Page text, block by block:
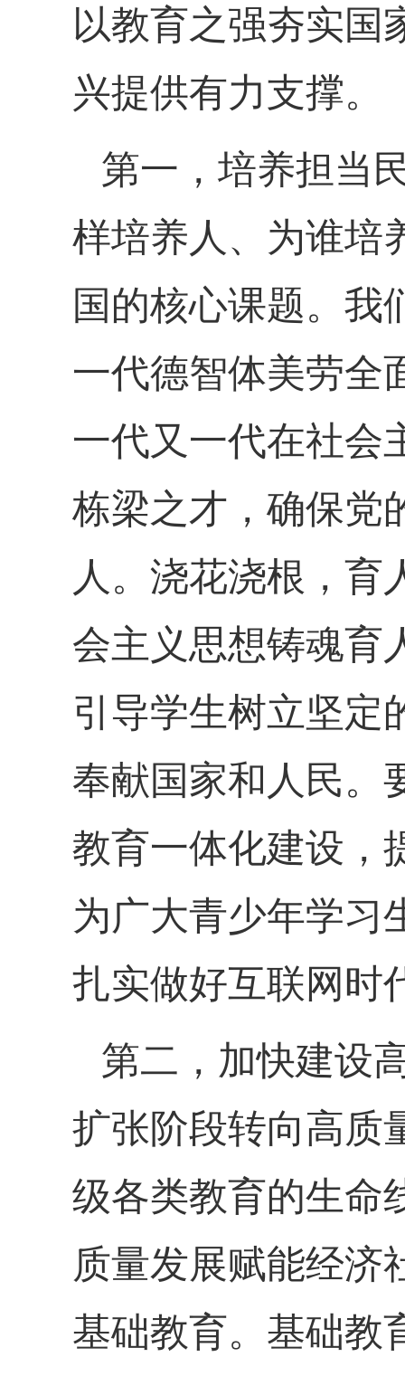
以教育之强夯实国
兴提供有力支撑。
第一，培养担当
样培养人、为谁培
国的核心课题。我
一代德智体美劳全
一代又一代在社会
栋梁之才，确保党
人。浇花浇根，育
会主义思想铸魂育
引导学生树立坚定
奉献国家和人民。
教育一体化建设，
为广大青少年学习
扎实做好互联网时
第二，加快建设
扩张阶段转向高质
级各类教育的生命
质量发展赋能经济
基础教育。基础教